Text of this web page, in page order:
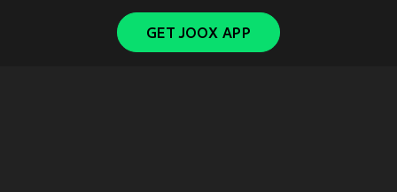
GET JOOX APP